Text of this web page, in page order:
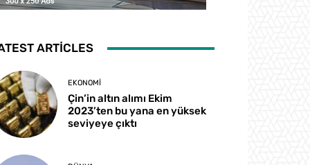
ARTICLES
EKONOMI
Çin’in altın alımı Ekim
2023’ten bu yana en yüksek
seviyeye çıktı